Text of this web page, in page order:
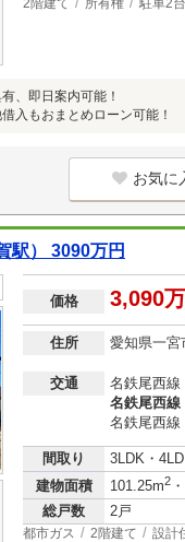
2階建て 所有権 駐車2
、即日案内可能！
入もおまとめローン可能！
お気に
駅） 3090万円
価格 3,090
住所 愛知県一宮
交通
名鉄尾西線
名鉄尾西線
名鉄尾西線
間取り
3LDK・
建物面積
101.25m2
総戸数 2戸
都市ガス 2階建て 設計